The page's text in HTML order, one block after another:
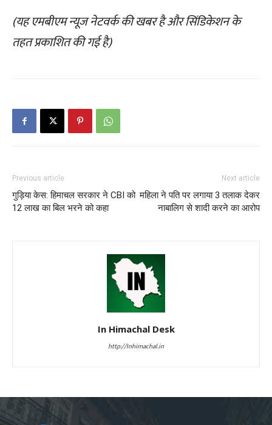
(यह एमबीएम न्यूज नेटवर्क की खबर है और सिंडिकेशन के
तहत प्रकाशित की गई है)
Previous article
गुड़िया केस: हिमाचल सरकार ने CBI को
12 लाख का बिल भरने को कहा
Next article
महिला ने पति पर लगाया 3 तलाक देकर
नाबालिग से शादी करने का आरोप
In Himachal Desk
http://Inhimachal.in